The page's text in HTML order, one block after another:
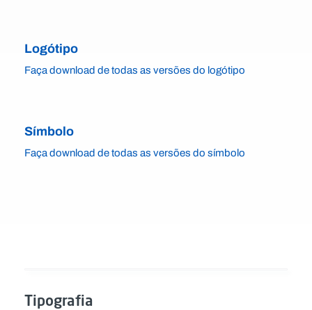
Logótipo
Faça download de todas as versões do logótipo
Símbolo
Faça download de todas as versões do símbolo
Tipografia